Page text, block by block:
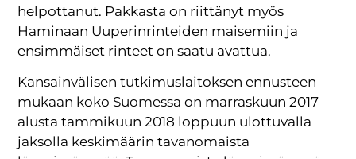
helpottanut. Pakkasta on riittänyt myös
Haminaan Uuperinrinteiden maisemiin ja
ensimmäiset rinteet on saatu avattua.
Kansainvälisen tutkimuslaitoksen ennusteen
mukaan koko Suomessa on marraskuun 2017
alusta tammikuun 2018 loppuun ulottuvalla
jaksolla keskimäärin tavanomaista